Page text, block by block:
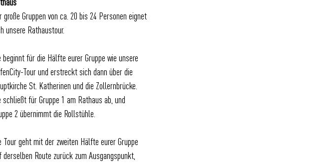
große Gruppen von ca. 20 bis 24 Personen eignet
unsere Rathaustour.
beginnt für die Hälfte eurer Gruppe wie unsere
Tour und erstreckt sich dann über die
St. Katherinen und die Zollernbrücke.
schließt für Gruppe 1 am Rathaus ab, und
2 übernimmt die Rollstühle.
Tour geht mit der zweiten Hälfte eurer Gruppe
derselben Route zurück zum Ausgangspunkt,